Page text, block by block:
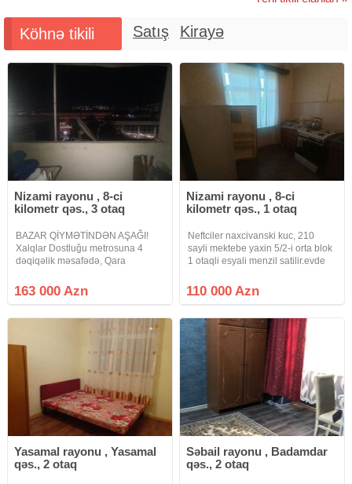
Köhnə tikili Satış Kirayə
Nizami rayonu , 8-ci
kilometr qəs., 3 otaq
BAZAR QİYMƏTİNDƏN AŞAĞI!
Xalqlar Dostluğu metrosuna 4
dəqiqəlik məsafədə, Qara
Kainat ticarət mərkəzlərinin
yaxınlığında 9 mərtəbəli leninqrad
163 000 Azn
Nizami rayonu , 8-ci
kilometr qəs., 1 otaq
Neftciler naxcivanski kuc, 210
sayli mektebe yaxin 5/2-i orta blok
1 otaqli esyali menzil satilir.evde
isiq daimidir.istilik sistemi
merkezidir.qeydiyyatda hec kes
110 000 Azn
Yasamal rayonu , Yasamal
qəs., 2 otaq
Səbail rayonu , Badamdar
qəs., 2 otaq